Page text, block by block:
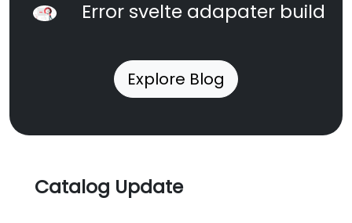
Error svelte adapater build
Explore Blog
Catalog Update